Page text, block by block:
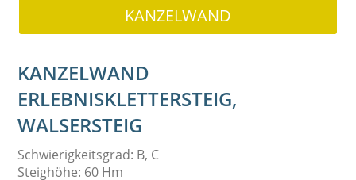
KANZELWAND
KANZELWAND
ERLEBNISKLETTERSTEIG,
WALSERSTEIG
Schwierigkeitsgrad: B, C
Steighöhe: 60 Hm